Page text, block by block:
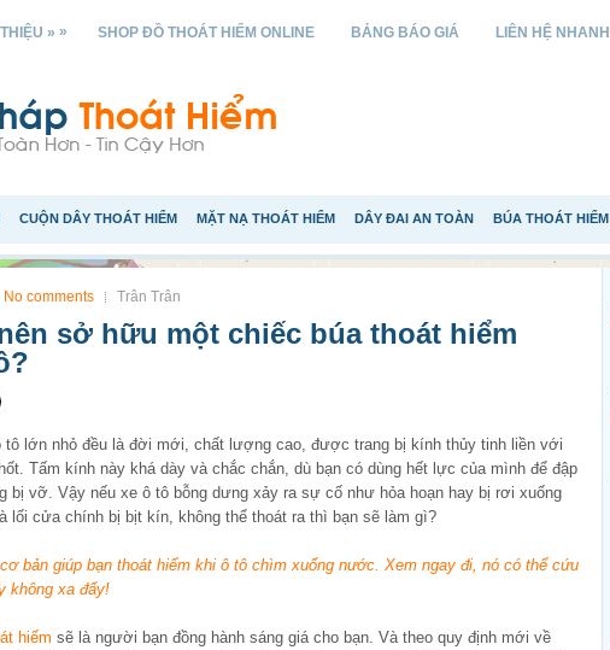
» » SHOP ĐỒ THOÁT HIỂM ONLINE BẢNG BÁO GIÁ LIÊN HỆ NHANH
CUỘN DÂY THOÁT HIỂM MẶT NẠ THOÁT HIỂM DÂY ĐAI AN TOÀN BÚA THOÁT HIỂM
No comments Trân Trân
sở hữu một chiếc búa thoát hiểm
tô lớn nhỏ đều là đời mới, chất lượng cao, được trang bị kính thủy tinh liền với
Tấm kính này khá dày và chắc chắn, dù bạn có dùng hết lực của mình để đập
bị vỡ. Vậy nếu xe ô tô bỗng dưng xảy ra sự cố như hỏa hoạn hay bị rơi xuống
cửa chính bị bịt kín, không thể thoát ra thì bạn sẽ làm gì?
bản giúp bạn thoát hiểm khi ô tô chìm xuống nước. Xem ngay đi, nó có thể cứu
không xa đấy!
hiểm sẽ là người bạn đồng hành sáng giá cho bạn. Và theo quy định mới về